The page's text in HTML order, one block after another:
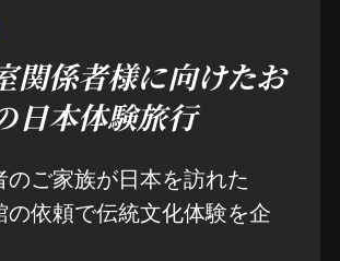
関係者様に向けたお
日本体験旅行
のご家族が日本を訪れた
の依頼で伝統文化体験を企